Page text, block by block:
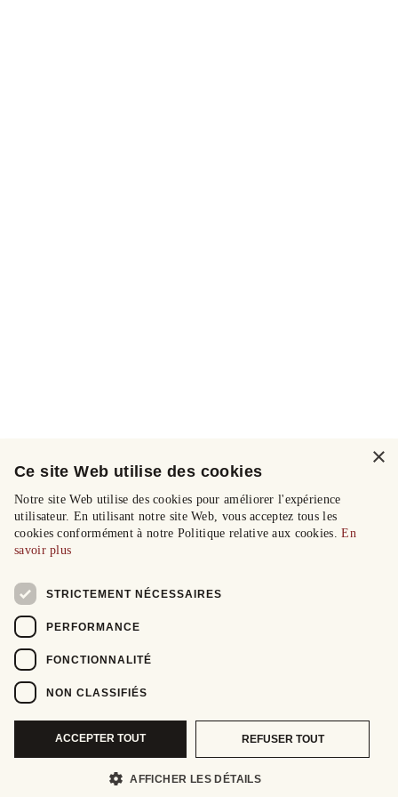
×
Ce site Web utilise des cookies
Notre site Web utilise des cookies pour améliorer l'expérience
utilisateur. En utilisant notre site Web, vous acceptez tous les
cookies conformément à notre Politique relative aux cookies.En
savoir plus
STRICTEMENT NÉCESSAIRES
PERFORMANCE
FONCTIONNALITÉ
NON CLASSIFIÉS
ACCEPTER TOUT REFUSER TOUT
AFFICHER LES DÉTAILS